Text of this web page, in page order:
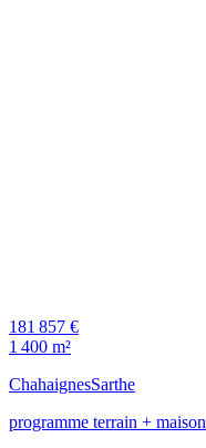
181 857 €
1 400 m²
ChahaignesSarthe
programme terrain + maison